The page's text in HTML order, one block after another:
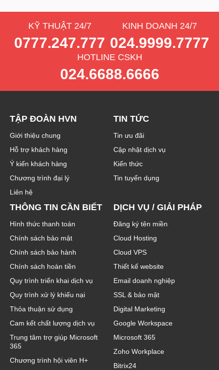
KỸ THUẬT 24/7
0777.247.777
KINH DOANH 24/7
024.9999.7777
HOTLINE CSKH
024.6688.6666
TẬP ĐOÀN HVN
Giới thiệu chung
Hỗ trợ khách hàng
Ý kiến khách hàng
Chương trình đại lý
Liên hệ
TIN TỨC
Tin ưu đãi
Cập nhật dịch vụ
Kiến thức
Tin tuyển dụng
THÔNG TIN CẦN BIẾT
Hình thức thanh toán
Chính sách bảo mật
Chính sách bảo hành
Chính sách hoàn tiền
Quy trình triển khai dịch vụ
Quy trình xử lý khiếu nại
Thỏa thuận sử dụng
Cam kết chất lượng dịch vụ
Trung tâm trợ giúp Microsoft
365
Chương trình hội viên H+
DỊCH VỤ / GIẢI PHÁP
Đăng ký tên miền
Cloud Hosting
Cloud VPS
Thiết kế website
Email doanh nghiệp
SSL & bảo mật
Digital Marketing
Google Workspace
Microsoft 365
Zoho Workplace
Bitrix24